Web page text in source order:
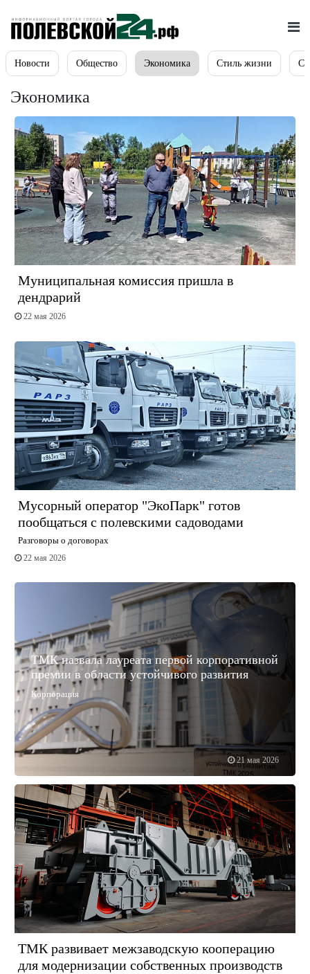
Новости Общество Экономика Стиль жизни
Экономика
Муниципальная комиссия пришла в
дендрарий
22 мая 2026
Мусорный оператор "ЭкоПарк" готов
пообщаться с полевскими садоводами
Разговоры о договорах
22 мая 2026
21 мая 2026
ТМК назвала лауреата первой корпоративной
премии в области устойчивого развития
Корпорация
ТМК развивает межзаводскую кооперацию
для модернизации собственных производств